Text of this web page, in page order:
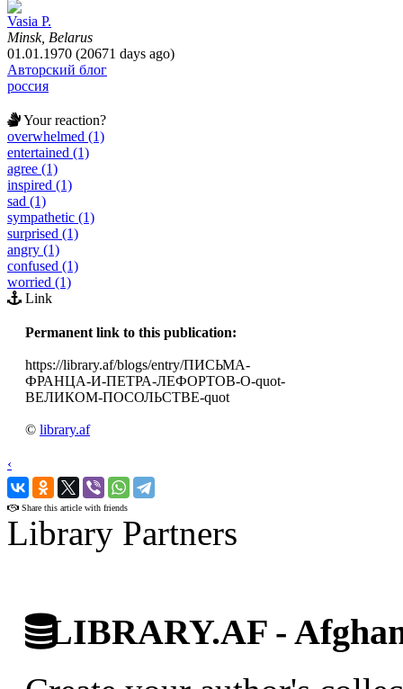
Vasia P.
Minsk, Belarus
01.01.1970 (20671 days ago)
Авторский блог
россия
Your reaction?
overwhelmed (1)
entertained (1)
agree (1)
inspired (1)
sad (1)
sympathetic (1)
surprised (1)
angry (1)
confused (1)
worried (1)
Link
Permanent link to this publication:
https://library.af/blogs/entry/ПИСЬМА-
ФРАНЦА-И-ПЕТРА-ЛЕФОРТОВ-О-quot-
ВЕЛИКОМ-ПОСОЛЬСТВЕ-quot
© library.af
‹
›
Share this article with friends
Library Partners
LIBRARY.AF -